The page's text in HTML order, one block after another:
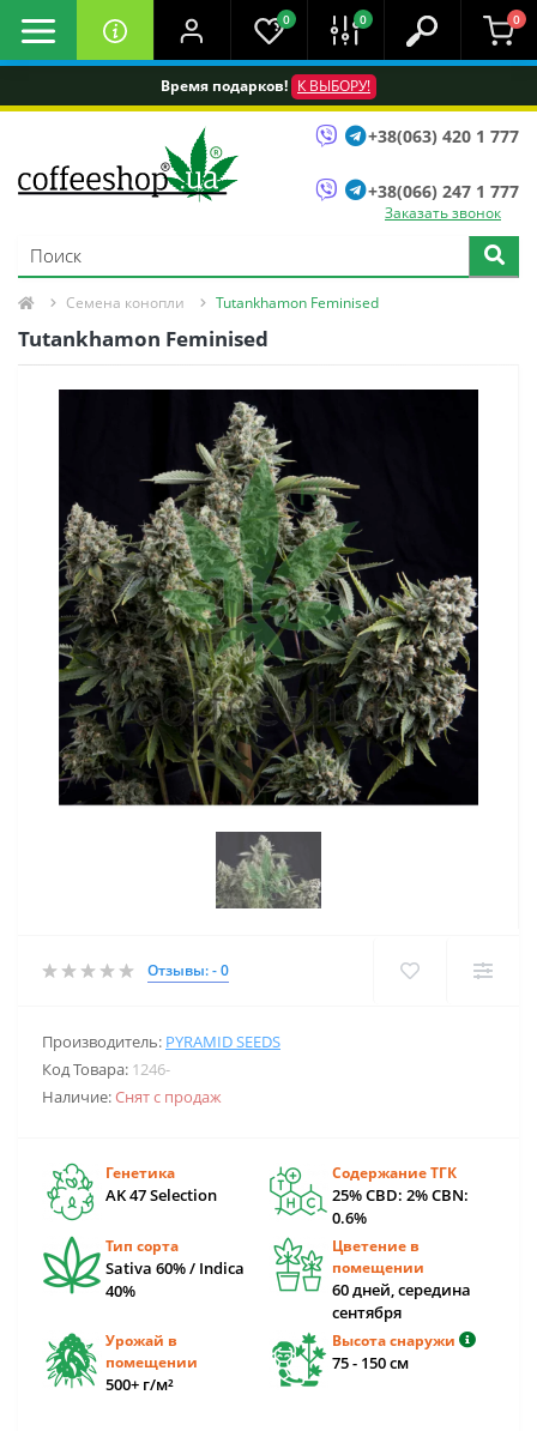
Время подарков! К ВЫБОРУ!
0 0 0
+38(063) 420 1 777
+38(066) 247 1 777
Заказать звонок
Семена конопли Tutankhamon Feminised
Tutankhamon Feminised
Отзывы: - 0
Производитель: PYRAMID SEEDS
Код Товара: 1246-
Наличие:Снят с продаж
Генетика
AK 47 Selection
Содержание ТГК
25% CBD: 2% CBN:
0.6%
Тип сорта
Sativa 60% / Indica
40%
Цветение в
помещении
60 дней, середина
сентября
Урожай в
помещении
500+ г/м²
Высота снаружи
75 - 150 см